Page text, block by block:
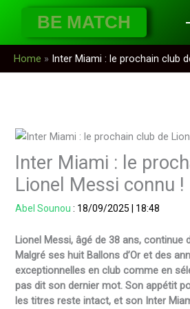
contenu
BE MATCH
Home » Inter Miami : le prochain club
Inter Miami : le
Lionel Messi connu !
Abel Sounou : 18/09/2025 18:48
Lionel Messi, âgé de 38 ans, continue
Malgré ses huit Ballons d’Or et des
exceptionnelles en club comme en
pas dit son dernier mot. Son appétit
les titres reste intact, et son Inter